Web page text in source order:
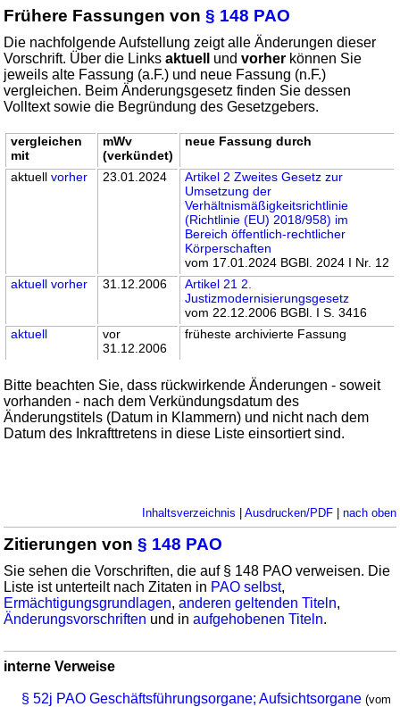
Frühere Fassungen von§ 148 PAO
Die nachfolgende Aufstellung zeigt alle Änderungen dieser
Vorschrift. Über die Linksaktuell undvorher können Sie
jeweils alte Fassung (a.F.) und neue Fassung (n.F.)
vergleichen. Beim Änderungsgesetz finden Sie dessen
Volltext sowie die Begründung des Gesetzgebers.
vergleichen
mit
mWv
(verkündet)
neue Fassung durch
aktuellvorher 23.01.2024
Artikel 2 Zweites Gesetz zur
Umsetzung der
Verhältnismäßigkeitsrichtlinie
(Richtlinie (EU) 2018/958) im
Bereich öffentlich-rechtlicher
Körperschaften
vom 17.01.2024 BGBl. 2024 I Nr. 12
aktuell vorher 31.12.2006
Artikel 21 2.
Justizmodernisierungsgesetz
vom 22.12.2006 BGBl. I S. 3416
aktuell
vor
31.12.2006
früheste archivierte Fassung
Bitte beachten Sie, dass rückwirkende Änderungen - soweit
vorhanden - nach dem Verkündungsdatum des
Änderungstitels (Datum in Klammern) und nicht nach dem
Datum des Inkrafttretens in diese Liste einsortiert sind.
Inhaltsverzeichnis Ausdrucken/PDF| nach oben
Zitierungen von§ 148 PAO
Sie sehen die Vorschriften, die auf § 148 PAO verweisen. Die
Liste ist unterteilt nach Zitaten in PAO selbst,
Ermächtigungsgrundlagen,anderen geltenden Titeln,
Änderungsvorschriften und inaufgehobenen Titeln.
interne Verweise
§ 52j PAO Geschäftsführungsorgane; Aufsichtsorgane (vom